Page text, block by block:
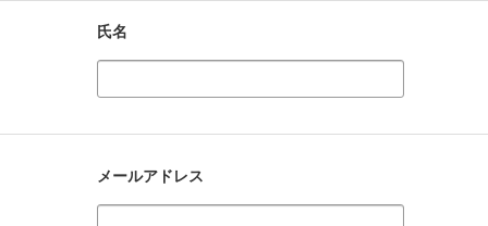
氏名
メールアドレス